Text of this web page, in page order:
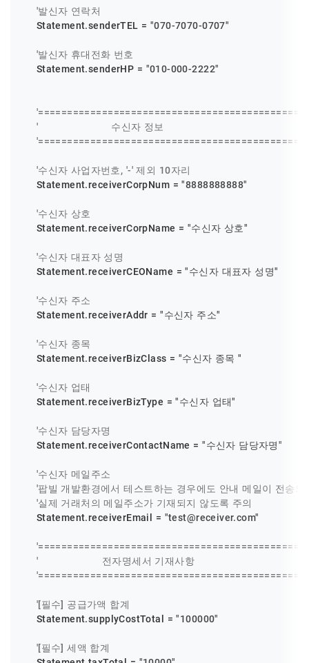
'발신자 연락처
    Statement.senderTEL =
"070-7070-0707"
'발신자 휴대전화 번호
    Statement.senderHP =
"010-000-2222"
'                        수신자 정보
'수신자 사업자번호, '-' 제외 10자리
    Statement.receiverCorpNum =
"8888888888"
'수신자 상호
    Statement.receiverCorpName =
"수신자 상호"
'수신자 대표자 성명
    Statement.receiverCEOName =
"수신자 대표자 성명"
'수신자 주소
    Statement.receiverAddr =
"수신자 주소"
'수신자 종목
    Statement.receiverBizClass =
"수신자 종목 "
'수신자 업태
    Statement.receiverBizType =
"수신자 업태"
'수신자 담당자명
    Statement.receiverContactName =
"수신자 담당자명"
'수신자 메일주소
'팝빌 개발환경에서 테스트하는 경우에도 안내 메일이 전송되
'실제 거래처의 메일주소가 기재되지 않도록 주의
    Statement.receiverEmail =
"test@receiver.com"
'                     전자명세서 기재사항
'[필수] 공급가액 합계
    Statement.supplyCostTotal =
"100000"
'[필수] 세액 합계